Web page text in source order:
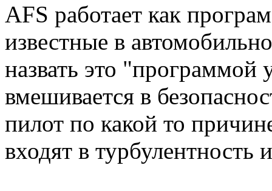
AFS работает как
известные в
назвать это "программой
вмешивается в
пилот по какой то
входят в турбулентность